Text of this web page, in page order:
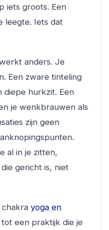
iets groots. Een
leegte. Iets dat
anders. Je
Een zware tinteling
diepe hurkzit. Een
je wenkbrauwen als
zijn geen
al in je zitten,
gericht is, niet
yoga en
een praktijk die je